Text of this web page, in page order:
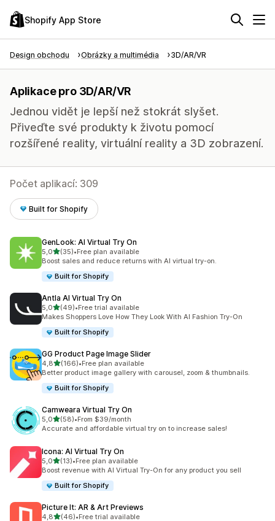
Shopify App Store
Design obchodu Obrázky a multimédia 3D/AR/VR
Aplikace pro 3D/AR/VR
Jednou vidět je lepší než stokrát slyšet.
Přiveďte své produkty k životu pomocí
rozšířené reality, virtuální reality a 3D zobrazení.
Počet aplikací: 309
Built for Shopify
GenLook: AI Virtual Try On
5,0z 5 hvězd
(35)
Celkový počet recenzí: 35
•Free plan available
Boost sales and reduce returns with AI virtual try-on.
Built for Shopify
Antla AI Virtual Try On
5,0z 5 hvězd
(49)
Celkový počet recenzí: 49
•Free trial available
Makes Shoppers Love How They Look With AI Fashion Try-On
Built for Shopify
GG Product Page Image Slider
4,8z 5 hvězd
(166)
Celkový počet recenzí: 166
•Free plan available
Better product image gallery with carousel, zoom & thumbnails.
Built for Shopify
Camweara Virtual Try On
5,0z 5 hvězd
(58)
Celkový počet recenzí: 58
•From $39/month
Accurate and affordable virtual try on to increase sales!
Icona: AI Virtual Try On
5,0z 5 hvězd
(13)
Celkový počet recenzí: 13
•Free plan available
Boost revenue with AI Virtual Try-On for any product you sell
Built for Shopify
Picture It: AR & Art Previews
4,8z 5 hvězd
(46)•Free trial available